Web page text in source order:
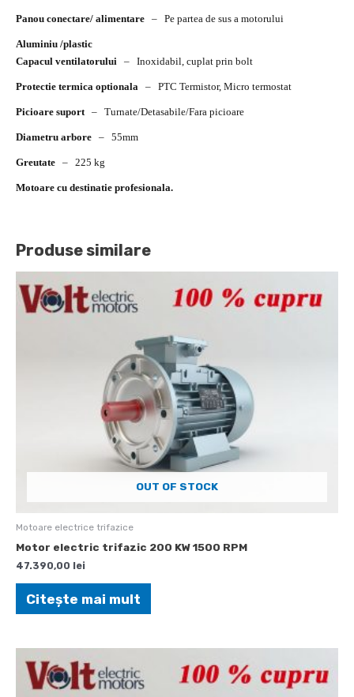
Panou conectare/ alimentare – Pe partea de sus a motorului
Aluminiu /plastic
Capacul ventilatorului
– Inoxidabil, cuplat prin bolt
Protectie termica optionala – PTC Termistor, Micro termostat
Picioare suport – Turnate/Detasabile/Fara picioare
Diametru arbore – 55mm
Greutate – 225 kg
Motoare cu destinatie profesionala.
Produse similare
OUT OF STOCK
Motoare electrice trifazice
Motor electric trifazic 200 KW 1500 RPM
47.390,00 lei
Citește mai mult